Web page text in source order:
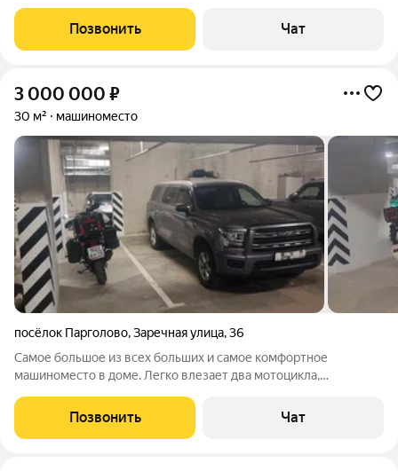
Позвонить Чат
3 000 000 ₽
30 м² машиноместо
посёлок Парголово,Заречная улица,36
Самое большое из всех больших и самое комфортное
машиноместо в доме. Легко влезает два мотоцикла,
дверями и багажником. Можно еще один шкаф поставить для
барахла всякого. Все рассказать и показать
Позвонить Чат